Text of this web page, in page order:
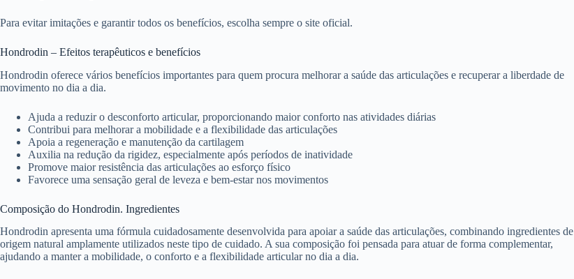
Para evitar imitações e garantir todos os benefícios, escolha sempre o site oficial.
Hondrodin – Efeitos terapêuticos e benefícios
Hondrodin oferece vários benefícios importantes para quem procura melhorar a saúde das articulações e recuperar a liberdade de
movimento no dia a dia.
Ajuda a reduzir o desconforto articular, proporcionando maior conforto nas atividades diárias
Contribui para melhorar a mobilidade e a flexibilidade das articulações
Apoia a regeneração e manutenção da cartilagem
Auxilia na redução da rigidez, especialmente após períodos de inatividade
Promove maior resistência das articulações ao esforço físico
Favorece uma sensação geral de leveza e bem-estar nos movimentos
Composição do Hondrodin. Ingredientes
Hondrodin apresenta uma fórmula cuidadosamente desenvolvida para apoiar a saúde das articulações, combinando ingredientes de
origem natural amplamente utilizados neste tipo de cuidado. A sua composição foi pensada para atuar de forma complementar,
ajudando a manter a mobilidade, o conforto e a flexibilidade articular no dia a dia.